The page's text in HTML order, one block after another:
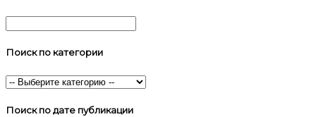
Поиск по категории
Поиск по дате публикации